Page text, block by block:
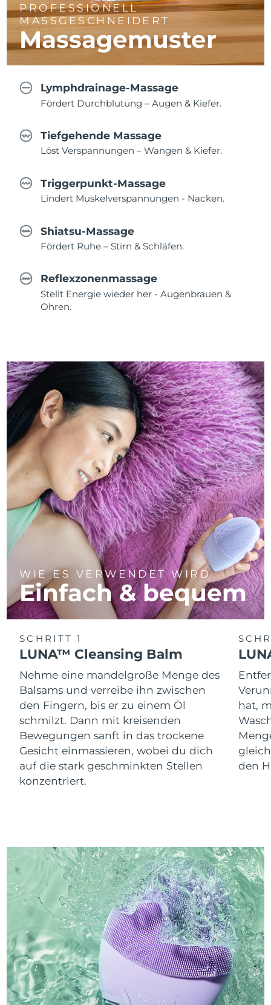
PROFESSIONELL
MASSGESCHNEIDERT
Massagemuster
Lymphdrainage-Massage
Fördert Durchblutung – Augen & Kiefer.
Tiefgehende Massage
Löst Verspannungen – Wangen & Kiefer.
Triggerpunkt-Massage
Lindert Muskelverspannungen - Nacken.
Shiatsu-Massage
Fördert Ruhe – Stirn & Schläfen.
Reflexzonenmassage
Stellt Energie wieder her - Augenbrauen &
Ohren.
WIE ES VERWENDET WIRD
Einfach & bequem
SCHRITT 1
LUNA™ Cleansing Balm
Nehme eine mandelgroße Menge des
Balsams und verreibe ihn zwischen
den Fingern, bis er zu einem Öl
schmilzt. Dann mit kreisenden
Bewegungen sanft in das trockene
Gesicht einmassieren, wobei du dich
auf die stark geschminkten Stellen
konzentriert.
hat,
den